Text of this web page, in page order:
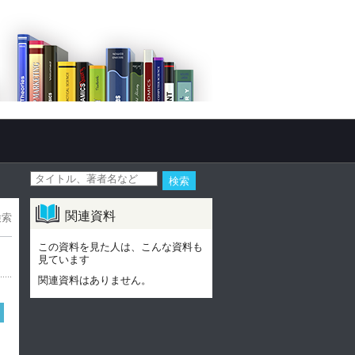
関連資料
この資料を見た人は、こんな資料も
見ています
関連資料はありません。